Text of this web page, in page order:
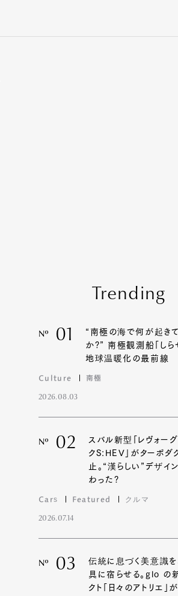
Trending
Nº 01
“南極の海で何が起き
か?” 南極観測船「しら
地球温暖化の最前線
Culture 南極
2026.08.03
Nº 02
スバル新型「レヴォーグ
クS:HEV」がターボダ
止。“漢らしい”デザイ
わった?
Cars Featured クルマ
2026.07.14
Nº 03
伝統に息づく美意識を
具に宿らせる。glo の
クト「日々のアトリエ」